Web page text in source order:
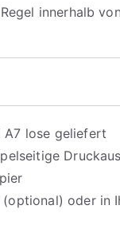
innerhalb
A7 lose geliefert
oder in